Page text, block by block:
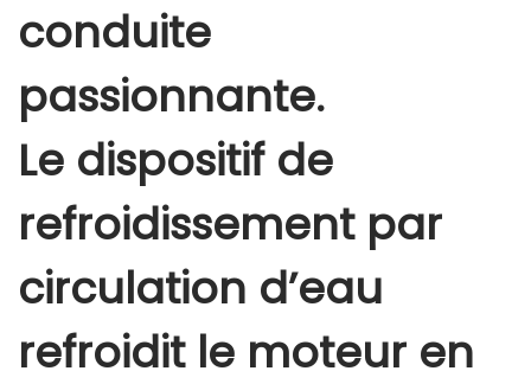
o
r
e
à
e
a
u
conduite
passionnante.
Le dispositif de
refroidissement par
circulation d’eau
refroidit le moteur en